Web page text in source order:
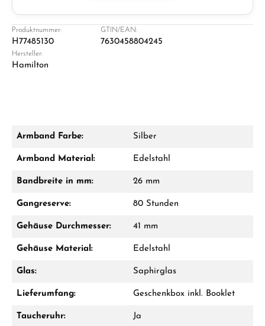
Ladengeschäft in Solingen
Damon Reiners
WhatsApp Chat
Geschenk im Warenkorb.
Produktnummer:
H77485130
GTIN/EAN:
7630458804245
Hersteller:
Hamilton
Armband Farbe: Silber
Armband Material: Edelstahl
Bandbreite in mm: 26 mm
Gangreserve: 80 Stunden
Gehäuse Durchmesser: 41 mm
Gehäuse Material: Edelstahl
Glas: Saphirglas
Lieferumfang: Geschenkbox inkl. Booklet
Taucheruhr: Ja